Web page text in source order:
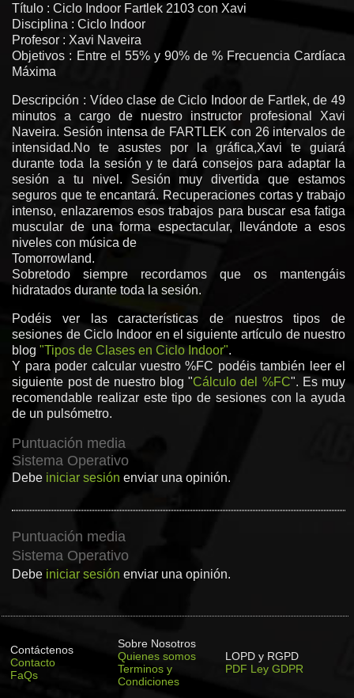
Título : Ciclo Indoor Fartlek 2103 con Xavi
Disciplina : Ciclo Indoor
Profesor : Xavi Naveira
Objetivos : Entre el 55% y 90% de % Frecuencia Cardíaca
Máxima
Descripción : Vídeo clase de Ciclo Indoor de Fartlek, de 49
minutos a cargo de nuestro instructor profesional Xavi
Naveira. Sesión intensa de FARTLEK con 26 intervalos de
intensidad.No te asustes por la gráfica,Xavi te guiará
durante toda la sesión y te dará consejos para adaptar la
sesión a tu nivel. Sesión muy divertida que estamos
seguros que te encantará. Recuperaciones cortas y trabajo
intenso, enlazaremos esos trabajos para buscar esa fatiga
muscular de una forma espectacular, llevándote a esos
niveles con música de
Tomorrowland.
Sobretodo siempre recordamos que os mantengáis
hidratados durante toda la sesión.
Podéis ver las características de nuestros tipos de
sesiones de Ciclo Indoor en el siguiente artículo de nuestro
blog"Tipos de Clases en Ciclo Indoor".
Y para poder calcular vuestro %FC podéis también leer el
siguiente post de nuestro blog "Cálculo del %FC". Es muy
recomendable realizar este tipo de sesiones con la ayuda
de un pulsómetro.
Puntuación media
Sistema Operativo
Debe iniciar sesión enviar una opinión.
Puntuación media
Sistema Operativo
Debe iniciar sesión enviar una opinión.
Contáctenos
Contacto
FaQs
Sobre Nosotros
Quienes somos
Terminos y
Condiciones
LOPD y RGPD
PDF Ley GDPR